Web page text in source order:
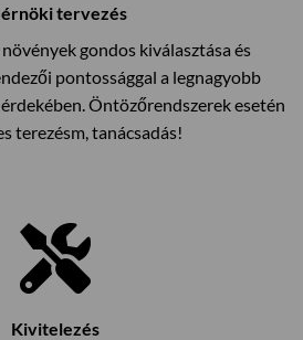
tervezés
gondos kiválasztása és
pontossággal a legnagyobb
Öntözőrendszerek esetén
terezésm, tanácsadás!
Kivitelezés